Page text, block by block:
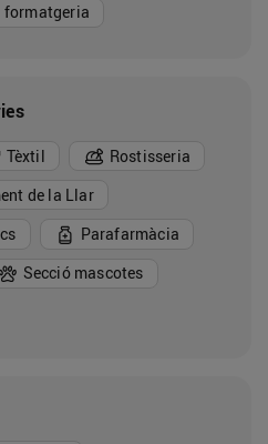
formatgeria
Tèxtil
Rostisseria
de la Llar
Parafarmàcia
Secció mascotes